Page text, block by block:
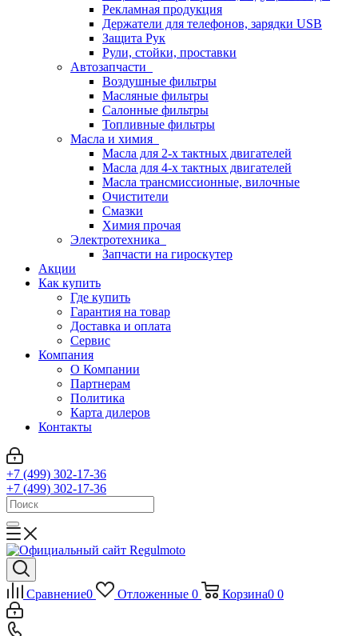
Рекламная продукция
Держатели для телефонов, зарядки USB
Защита Рук
Рули, стойки, проставки
Автозапчасти
Воздушные фильтры
Масляные фильтры
Салонные фильтры
Топливные фильтры
Масла и химия
Масла для 2-х тактных двигателей
Масла для 4-х тактных двигателей
Масла трансмиссионные, вилочные
Очистители
Смазки
Химия прочая
Электротехника
Запчасти на гироскутер
Акции
Как купить
Где купить
Гарантия на товар
Доставка и оплата
Сервис
Компания
О Компании
Партнерам
Политика
Карта дилеров
Контакты
+7 (499) 302-17-36
+7 (499) 302-17-36
Сравнение0 Отложенные 0 Корзина0 0